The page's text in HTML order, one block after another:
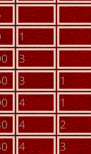
1
3
3
1
4
1
4
2
4
3